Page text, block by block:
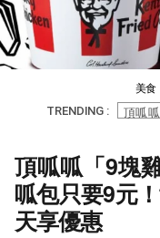
美食
TRENDING : 頂呱呱
頂呱呱「9塊
呱包只要9元
天享優惠